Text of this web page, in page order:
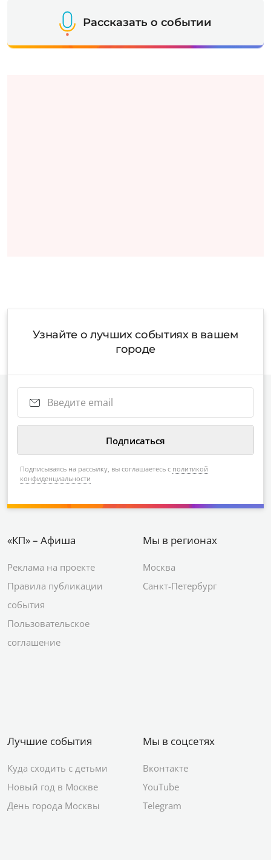
Рассказать о событии
Узнайте о лучших событиях в вашем
городе
Подписываясь на рассылку, вы соглашаетесь с политикой
конфиденциальности
«КП» – Афиша
Реклама на проекте
Правила публикации
события
Пользовательское
соглашение
Мы в регионах
Москва
Санкт-Петербург
Лучшие события
Куда сходить с детьми
Новый год в Москве
День города Москвы
Мы в соцсетях
Вконтакте
YouTube
Telegram